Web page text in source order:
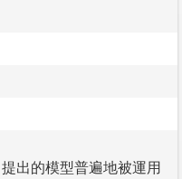
出的模型普遍地被運用